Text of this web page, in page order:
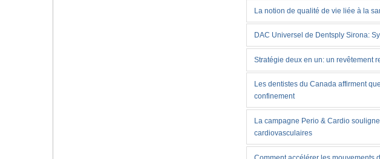
La notion de qualité de vie liée à la
DAC Universel de Dentsply Sirona:
Stratégie deux en un: un revêtement
Les dentistes du Canada affirment
confinement
La campagne Perio & Cardio
cardiovasculaires